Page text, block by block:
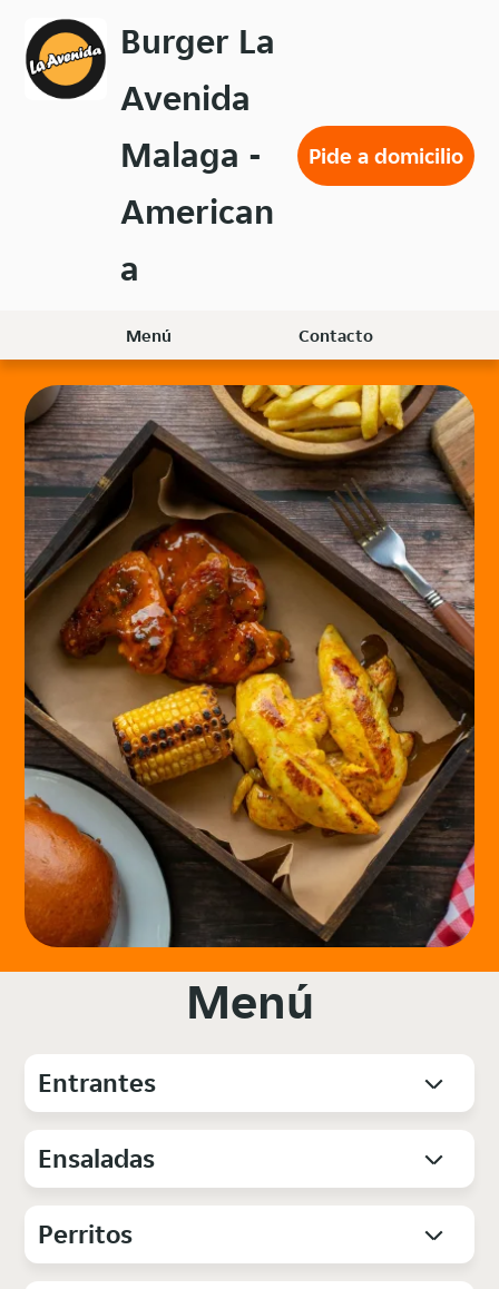
menú
principal
Burger La
Avenida
Malaga -
American
a
Pide a domicilio
Menú Contacto
Menú
Entrantes
Ensaladas
Perritos